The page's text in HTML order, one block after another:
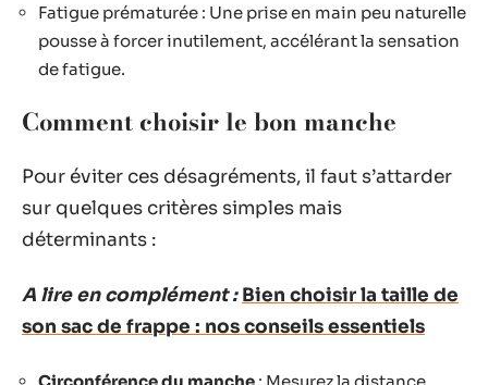
Fatigue prématurée : Une prise en main peu naturelle
pousse à forcer inutilement, accélérant la sensation
de fatigue.
Comment choisir le bon manche
Pour éviter ces désagréments, il faut s’attarder
sur quelques critères simples mais
déterminants :
A lire en complément : Bien choisir la taille de
son sac de frappe : nos conseils essentiels
Circonférence du manche : Mesurez la distance